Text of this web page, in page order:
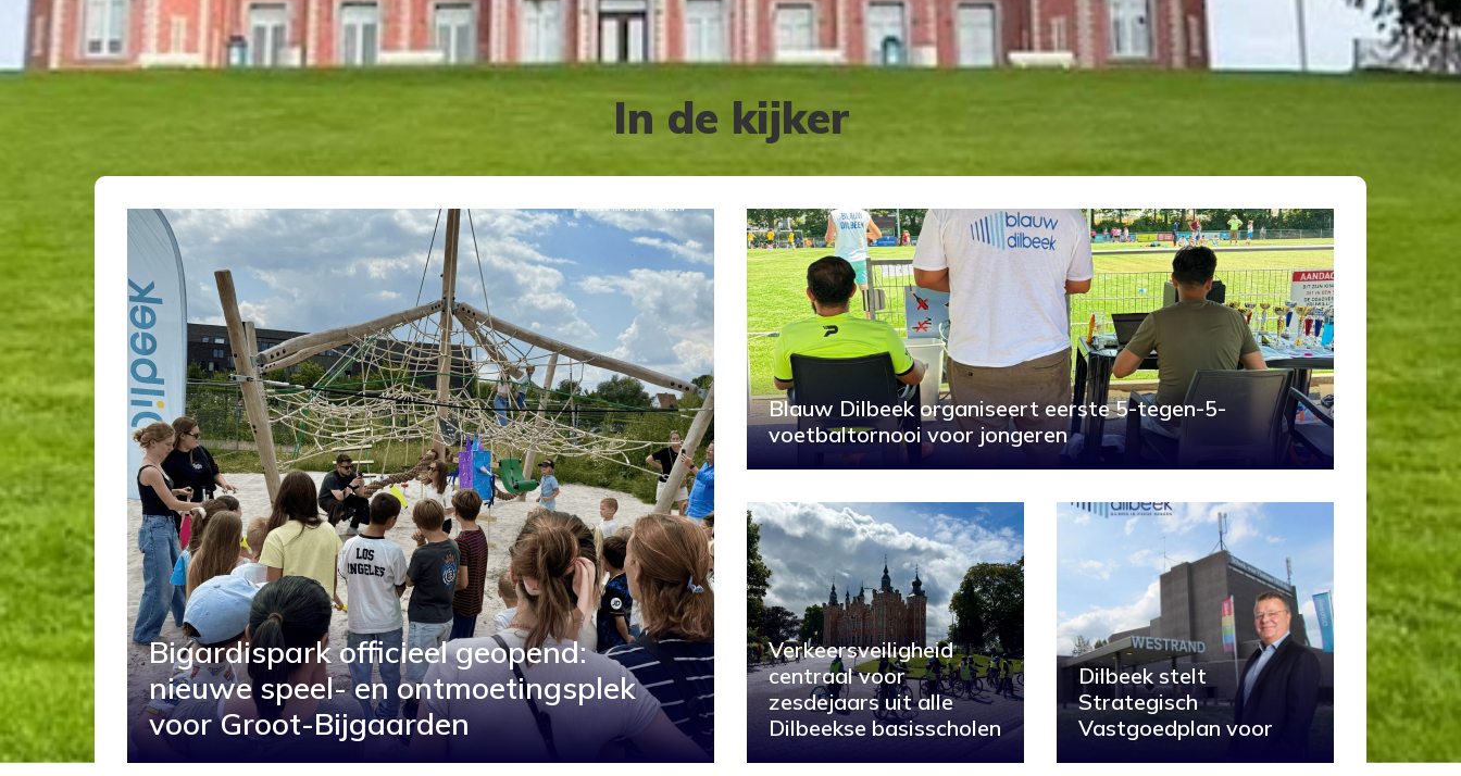
In de kijker
Bigardispark officieel geopend:
nieuwe speel- en ontmoetingsplek
voor Groot-Bijgaarden
Blauw Dilbeek organiseert eerste 5-tegen-5-
voetbaltornooi voor jongeren
Verkeersveiligheid
centraal voor
zesdejaars uit alle
Dilbeekse basisscholen
Dilbeek stelt
Strategisch
Vastgoedplan voor